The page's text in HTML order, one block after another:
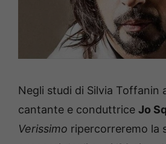
Negli studi di Silvia Toffanin
cantante e conduttrice Jo
Verissimo ripercorreremo la